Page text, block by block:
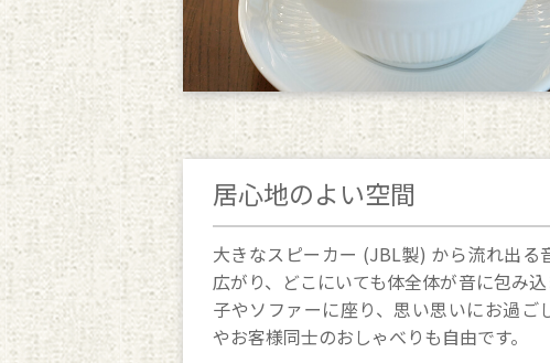
居心地のよい空間
大きなスピーカー (JBL製) から流れ出る
広がり、どこにいても体全体が音に包み
子やソファーに座り、思い思いにお過ご
やお客様同士のおしゃべりも自由です。